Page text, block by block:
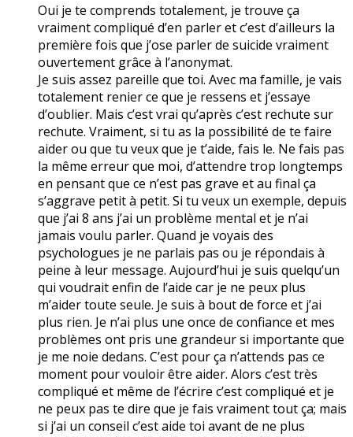
Oui je te comprends totalement, je trouve ça
vraiment compliqué d’en parler et c’est d’ailleurs la
première fois que j’ose parler de suicide vraiment
ouvertement grâce à l’anonymat.
Je suis assez pareille que toi. Avec ma famille, je vais
totalement renier ce que je ressens et j’essaye
d’oublier. Mais c’est vrai qu’après c’est rechute sur
rechute. Vraiment, si tu as la possibilité de te faire
aider ou que tu veux que je t’aide, fais le. Ne fais pas
la même erreur que moi, d’attendre trop longtemps
en pensant que ce n’est pas grave et au final ça
s’aggrave petit à petit. Si tu veux un exemple, depuis
que j’ai 8 ans j’ai un problème mental et je n’ai
jamais voulu parler. Quand je voyais des
psychologues je ne parlais pas ou je répondais à
peine à leur message. Aujourd’hui je suis quelqu’un
qui voudrait enfin de l’aide car je ne peux plus
m’aider toute seule. Je suis à bout de force et j’ai
plus rien. Je n’ai plus une once de confiance et mes
problèmes ont pris une grandeur si importante que
je me noie dedans. C’est pour ça n’attends pas ce
moment pour vouloir être aider. Alors c’est très
compliqué et même de l’écrire c’est compliqué et je
ne peux pas te dire que je fais vraiment tout ça; mais
si j’ai un conseil c’est aide toi avant de ne plus